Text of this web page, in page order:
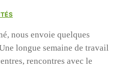
nous envoie quelques
longue semaine de travail
rencontres avec le